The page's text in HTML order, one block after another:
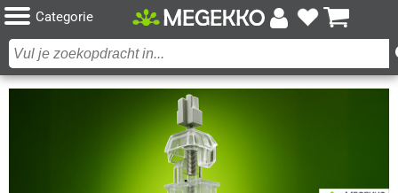
Categorie